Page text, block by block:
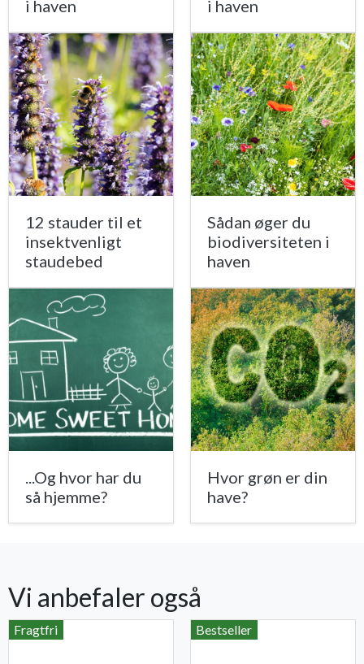
i haven i haven
12 stauder til et
insektvenligt
staudebed
Sådan øger du
biodiversiteten i
haven
...Og hvor har du
så hjemme?
Hvor grøn er din
have?
Vi anbefaler også
Fragtfri Bestseller